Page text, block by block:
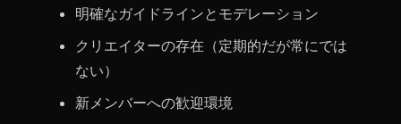
明確なガイドラインとモデレーション
クリエイターの存在（定期的だが常にでは
ない）
新メンバーへの歓迎環境